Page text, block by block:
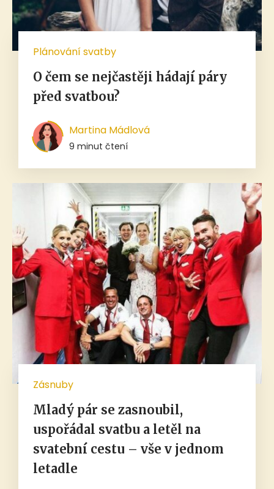
Plánování svatby
O čem se nejčastěji hádají páry
před svatbou?
Martina Mádlová
9 minut čtení
Zásnuby
Mladý pár se zasnoubil,
uspořádal svatbu a letěl na
svatební cestu – vše v jednom
letadle